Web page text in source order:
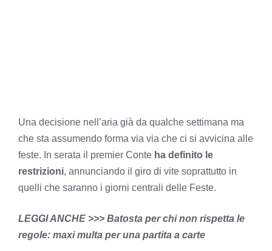
Una decisione nell’aria già da qualche settimana ma
che sta assumendo forma via via che ci si avvicina alle
feste. In serata il premier Conte ha definito le
restrizioni, annunciando il giro di vite soprattutto in
quelli che saranno i giorni centrali delle Feste.
LEGGI ANCHE >>> Batosta per chi non rispetta le
regole: maxi multa per una partita a carte